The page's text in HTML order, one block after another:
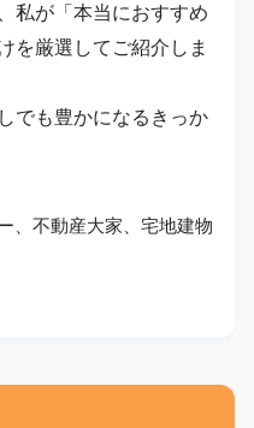
私が「本当におすすめ
を厳選してご紹介しま
でも豊かになるきっか
、不動産大家、宅地建物